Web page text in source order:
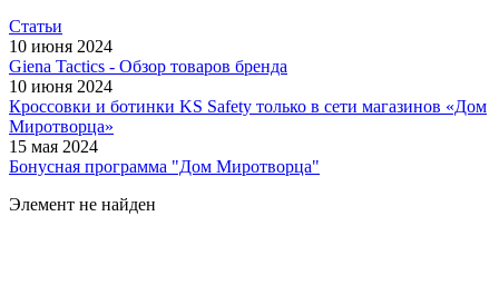
Статьи
10 июня 2024
Giena Tactics - Обзор товаров бренда
10 июня 2024
Кроссовки и ботинки KS Safety только в сети магазинов «Дом
Миротворца»
15 мая 2024
Бонусная программа "Дом Миротворца"
Элемент не найден